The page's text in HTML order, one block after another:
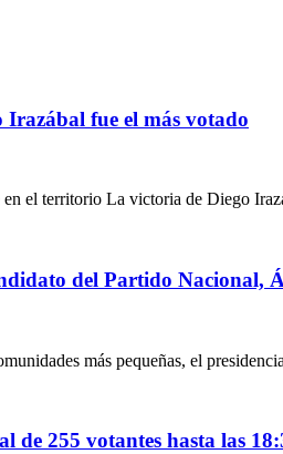
fue el más votado
el territorio La victoria de Diego
del Partido Nacional,
más pequeñas, el
de 255 votantes hasta las